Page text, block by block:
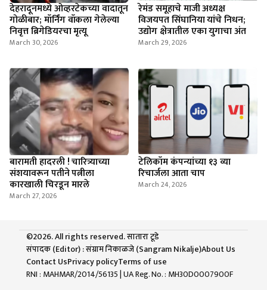
देहरादूनमध्ये ओव्हरटेकच्या वादातून
गोळीबार; मॉर्निंग वॉकला गेलेल्या
निवृत्त ब्रिगेडियरचा मृत्यू
March 30, 2026
रेमंड समूहाचे माजी अध्यक्ष
विजयपत सिंघानिया यांचे निधन;
उद्योग क्षेत्रातील एका युगाचा अंत
March 29, 2026
बारामती हादरली ! चारित्र्याच्या
संशयावरून पतीने पत्नीला
कारखाली चिरडून मारले
March 27, 2026
टेलिकॉम कंपन्यांच्या १३ व्या
रिचार्जला आता चाप
March 24, 2026
©2026. All rights reserved. सातारा टूडे
संपादक (Editor) : संग्राम निकाळजे (Sangram Nikalje)About Us
Contact UsPrivacy policyTerms of use
RNI : MAHMAR/2014/56135| UA Reg. No. : MH30D0007900F